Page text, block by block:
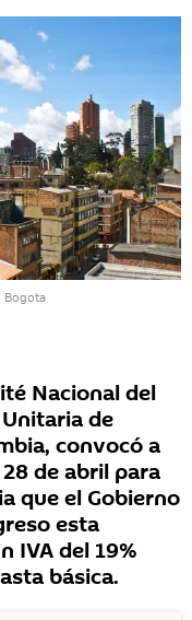
Bogota
Nacional del
de
convocó a
de abril para
que el Gobierno
esta
IVA del 19%
básica.